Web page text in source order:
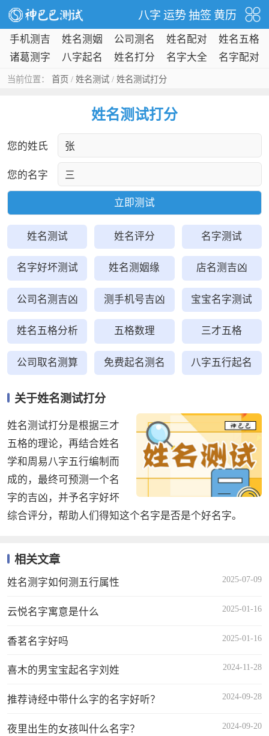
八字 运势 抽签 黄历
手机测吉
凶
姓名测姻
缘
公司测名 姓名配对
姓名五格
诸葛测字
八字起名 姓名打分 名字大全 名字配对
当前位置： 首页 / 姓名测试/ 姓名测试打分
姓名测试打分
您的姓氏
您的名字
姓名测试 姓名评分 名字测试
名字好坏测试 姓名测姻缘 店名测吉凶
公司名测吉凶 测手机号吉凶 宝宝名字测试
姓名五格分析 五格数理 三才五格
公司取名测算 免费起名测名 八字五行起名
关于姓名测试打分
姓名测试打分是根据三才
五格的理论，再结合姓名
学和周易八字五行编制而
成的，最终可预测一个名
字的吉凶，并予名字好坏
综合评分，帮助人们得知这个名字是否是个好名字。
相关文章
姓名测字如何测五行属性 2025-07-09
云悦名字寓意是什么 2025-01-16
香茗名字好吗 2025-01-16
喜木的男宝宝起名字刘姓 2024-11-28
推荐诗经中带什么字的名字好听？ 2024-09-28
夜里出生的女孩叫什么名字？ 2024-09-20